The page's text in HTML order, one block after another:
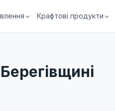
Крафтові продукти